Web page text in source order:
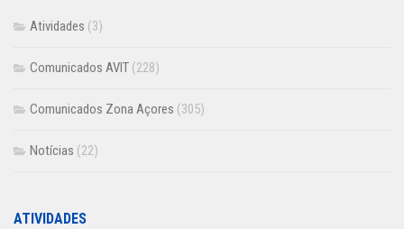
Atividades (3)
Comunicados AVIT (228)
Comunicados Zona Açores (305)
Notícias (22)
ATIVIDADES